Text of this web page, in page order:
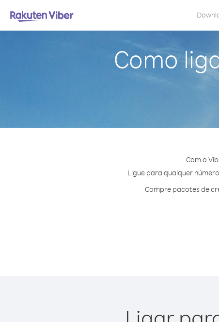
Como
Com o
Ligue para qualquer
Compre pacotes de